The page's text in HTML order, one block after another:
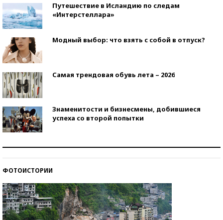
Путешествие в Исландию по следам
«Интерстеллара»
Модный выбор: что взять с собой в отпуск?
Самая трендовая обувь лета – 2026
Знаменитости и бизнесмены, добившиеся
успеха со второй попытки
ФОТОИСТОРИИ